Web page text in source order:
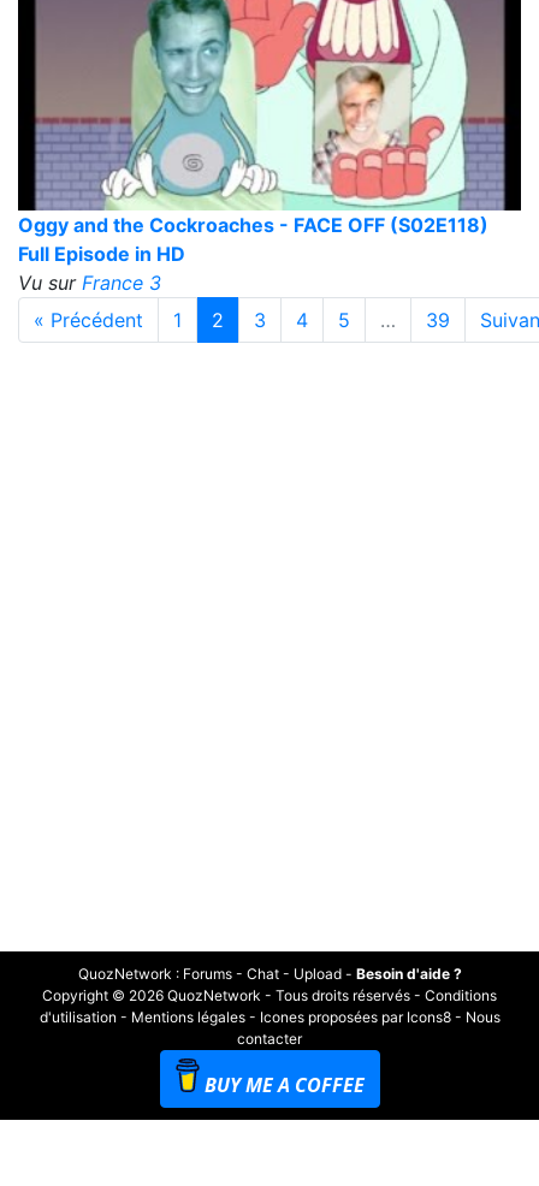
Oggy and the Cockroaches - FACE OFF (S02E118)
Full Episode in HD
Vu sur France 3
« Précédent
1 2 3 4 5 … 39
QuozNetwork : Forums- Chat- Upload- Besoin d'aide ?
Copyright © 2026 QuozNetwork - Tous droits réservés - Conditions
d'utilisation - Mentions légales- Icones proposées par Icons8- Nous
contacter
BUY ME A COFFEE